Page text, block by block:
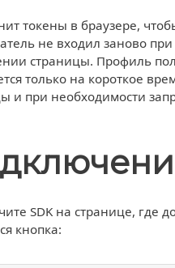
токены в браузере,
не входил заново
страницы. Профиль
только на короткое
и при необходимости
SDK на странице, где
кнопка: